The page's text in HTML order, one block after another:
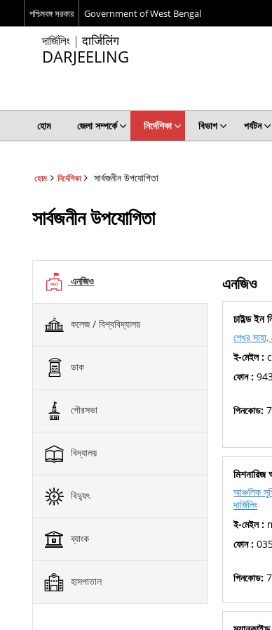
পশ্চিমবঙ্গ সরকার Government of West Bengal
দার্জিলিং | दार्जिलिंग
DARJEELING
হোম জেলা সম্পর্কে নির্দেশিকা বিভাগ পর্যটন
হোম নির্দেশিকা সার্বজনীন উপযোগিতা
সার্বজনীন উপযোগিতা
এনজিও
কলেজ / বিশ্ববিদ্যালয়
ডাক
পৌরসভা
বিদ্যালয়
বিদ্যুৎ
ব্যাংক
হাসপাতাল
এনজিও
চাইল্ড ইন
শেখর
ই-মেইল :
ফোন :
পিনকোড:
মিশনারিজ
আঞ্চলিক
দার্জিলিং
ই-মেইল :
ফোন :
পিনকোড: